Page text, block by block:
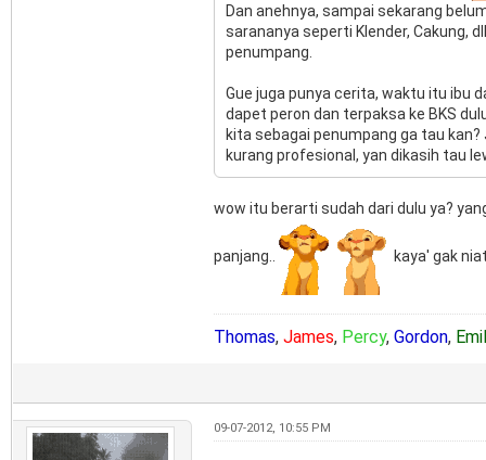
Dan anehnya, sampai sekarang
sarananya seperti Klender, Cakung,
penumpang.
Gue juga punya cerita, waktu itu ibu
dapet peron dan terpaksa ke BKS
kita sebagai penumpang ga tau
kurang profesional, yan dikasih tau
wow itu berarti sudah dari dulu ya?
panjang.. kaya' gak
Thomas, James, Percy, Gordon,
09-07-2012, 10:55 PM